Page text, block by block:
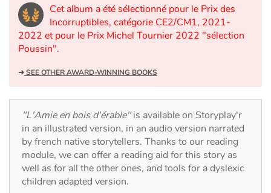
With the family
Daily life and hobbies
At school
Festivals and events
Love and friendship
Social issues
Emotions and feelings
Cet album a été sélectionné pour le Prix des
Incorruptibles, catégorie CE2/CM1, 2021-
2022 et pour le Prix Michel Tournier 2022 "sélection
Poussin".
➜SEE OTHER AWARD-WINNING BOOKS
"L'Amie en bois d'érable"is available on Storyplay'r
in an illustrated version, in an audio version narrated
by french native storytellers. Thanks to our reading
module, we can offer a reading aid for this story as
well as for all the other ones, and tools for a dyslexic
children adapted version.